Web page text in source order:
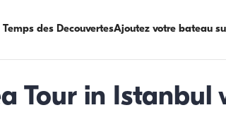
Temps des DecouvertesAjoutez votre bateau
Tour in Istanbul